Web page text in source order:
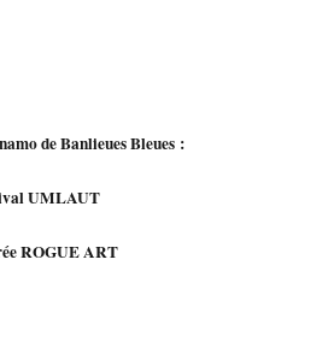
de Banlieues Bleues :
UMLAUT
ROGUE ART